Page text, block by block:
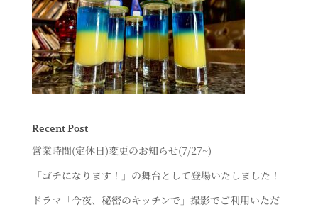
Recent Post
営業時間(定休日)変更のお知らせ(7/27~)
「ゴチになります！」の舞台として登場いたしました！
ドラマ「今夜、秘密のキッチンで」撮影でご利用いただ